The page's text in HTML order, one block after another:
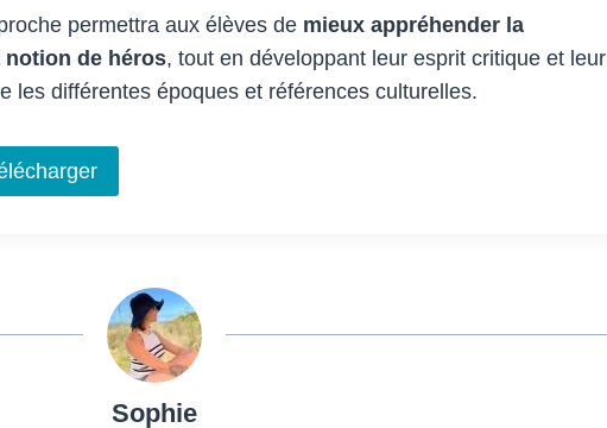
permettra aux élèves de mieux appréhender la
de héros, tout en développant leur esprit critique et leur
les différentes époques et références culturelles.
Sophie